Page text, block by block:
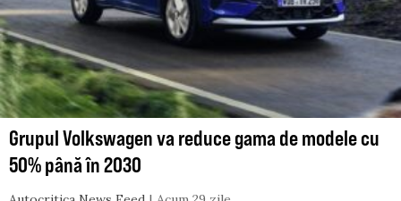
Grupul Volkswagen va reduce gama de modele cu
50% până în 2030